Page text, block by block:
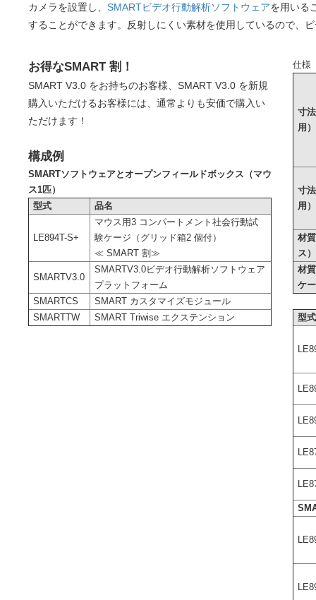
カメラを設置し、 SMARTビデオ行動解析ソフトウェアを用いる
することができます。反射しにくい素材を使用しているので、
お得なSMART 割！
SMART V3.0 をお持ちのお客様、SMART V3.0 を新規
購入いただけるお客様には、通常よりも安価で購入い
ただけます！
構成例
SMARTソフトウェアとオープンフィールドボックス（マウ
ス1匹）
型式
品名
LE894T-S+
マウス用3 コンパートメント社会行動試
験ケージ（グリッド箱2 個付）
≪ SMART 割≫
SMARTV3.0
SMARTV3.0ビデオ行動解析ソフトウェア
プラットフォーム
SMARTCS
SMART カスタマイズモジュール
SMARTTW
SMART Triwise エクステンション
仕様
寸
用）
寸
用）
材
ス）
材
ケ
型式